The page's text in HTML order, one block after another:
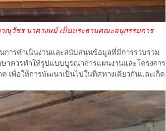
ณุวัชร นาควงษม์ เป็นประธานคณะอนุกรรมการ
ารดำเนินงานและสนับสนุนข้อมูลที่มีการรวบรวม
าควรทำให้รูปแบบบูรณาการแผนงานและโครงการ
เพื่อให้การพัฒนาเป็นไปในทิศทางเดียวกันและเกิด